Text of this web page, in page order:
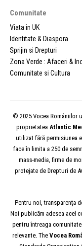
Comunitate
Viata in UK
Identitate & Diaspora
Sprijin si Drepturi
Zona Verde : Afaceri &
Comunitate si Cultura
© 2025 Vocea Româniilor
proprietatea Atlantic
utilizat fără permisiunea
face în limita a 250 de
mass-media, firme de
protejate de Drepturi de
Pentru noi, transparența
Noi publicăm adesea acel
pentru întreaga
relevante. The Vocea